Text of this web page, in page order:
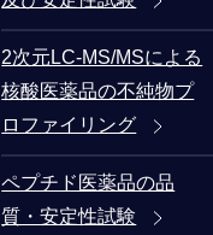
2次元LC-MS/MSによる
核酸医薬品の不純物プ
ロファイリング
ペプチド医薬品の品
質・安定性試験